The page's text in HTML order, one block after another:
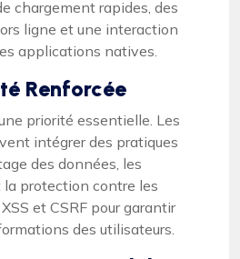
chargement rapides, des
ligne et une interaction
applications natives.
Renforcée
priorité essentielle. Les
intégrer des pratiques
des données, les
la protection contre les
et CSRF pour garantir
des utilisateurs.